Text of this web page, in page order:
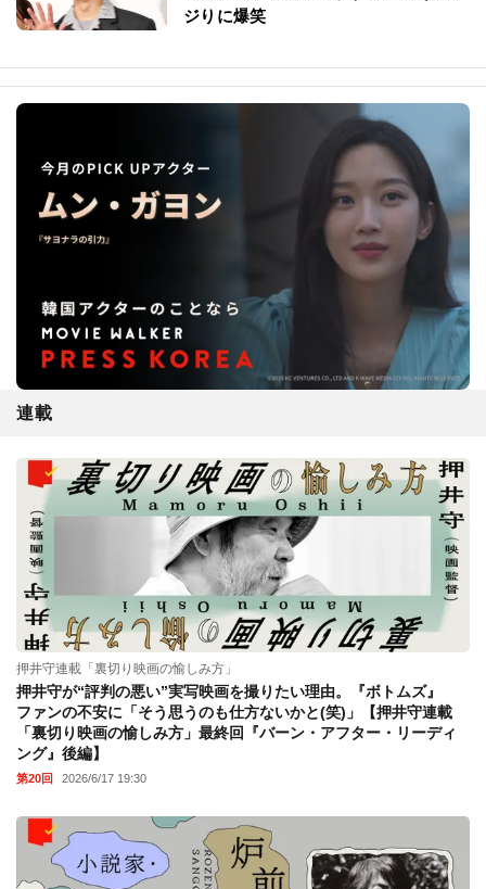
ジりに爆笑
連載
押井守連載「裏切り映画の愉しみ方」
押井守が“評判の悪い”実写映画を撮りたい理由。『ボトムズ』
ファンの不安に「そう思うのも仕方ないかと(笑)」【押井守連載
「裏切り映画の愉しみ方」最終回『バーン・アフター・リーディ
ング』後編】
第20回 2026/6/17 19:30